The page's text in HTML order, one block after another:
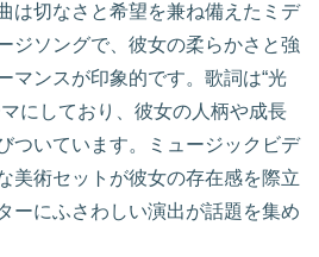
は切なさと希望を兼ね備えたミデ
ジソングで、彼女の柔らかさと強
マンスが印象的です。歌詞は“光
にしており、彼女の人柄や成長
ついています。ミュージックビデ
美術セットが彼女の存在感を際立
ーにふさわしい演出が話題を集め